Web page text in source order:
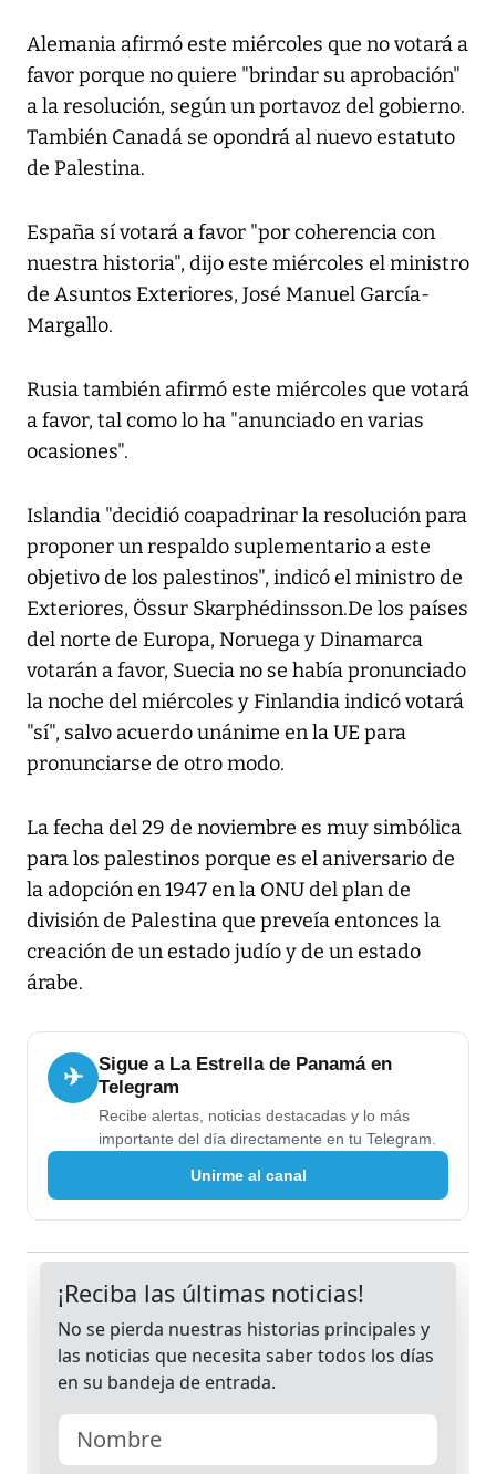
Alemania afirmó este miércoles que no votará a
favor porque no quiere "brindar su aprobación"
a la resolución, según un portavoz del gobierno.
También Canadá se opondrá al nuevo estatuto
de Palestina.
España sí votará a favor "por coherencia con
nuestra historia", dijo este miércoles el ministro
de Asuntos Exteriores, José Manuel García-
Margallo.
Rusia también afirmó este miércoles que votará
a favor, tal como lo ha "anunciado en varias
ocasiones".
Islandia "decidió coapadrinar la resolución para
proponer un respaldo suplementario a este
objetivo de los palestinos", indicó el ministro de
Exteriores, Össur Skarphédinsson.De los países
del norte de Europa, Noruega y Dinamarca
votarán a favor, Suecia no se había pronunciado
la noche del miércoles y Finlandia indicó votará
"sí", salvo acuerdo unánime en la UE para
pronunciarse de otro modo.
La fecha del 29 de noviembre es muy simbólica
para los palestinos porque es el aniversario de
la adopción en 1947 en la ONU del plan de
división de Palestina que preveía entonces la
creación de un estado judío y de un estado
árabe.
✈
Sigue a La Estrella de Panamá en
Telegram
Recibe alertas, noticias destacadas y lo más
importante del día directamente en tu Telegram.
Unirme al canal